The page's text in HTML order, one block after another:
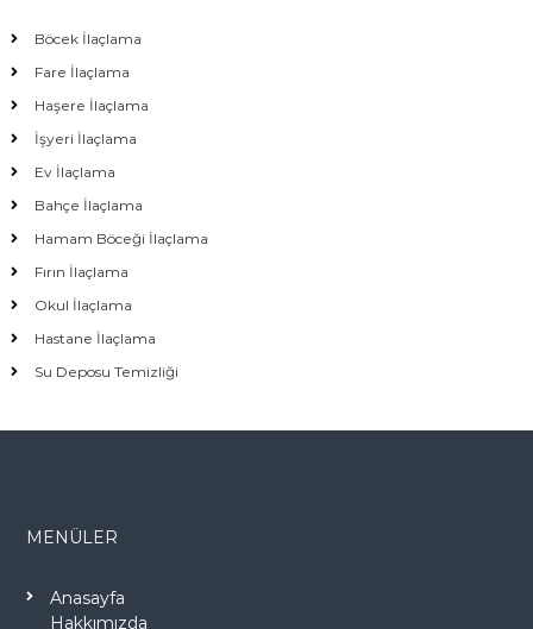
Böcek İlaçlama
Fare İlaçlama
Haşere İlaçlama
İşyeri İlaçlama
Ev İlaçlama
Bahçe İlaçlama
Hamam Böceği İlaçlama
Fırın İlaçlama
Okul İlaçlama
Hastane İlaçlama
Su Deposu Temizliği
MENÜLER
Anasayfa
Hakkımızda